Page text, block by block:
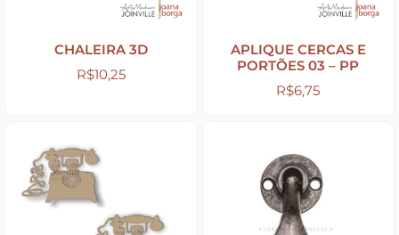
Tintas
Envelhecedores
CHALEIRA 3D
R$10,25
APLIQUE CERCAS E
PORTÕES 03 – PP
R$6,75